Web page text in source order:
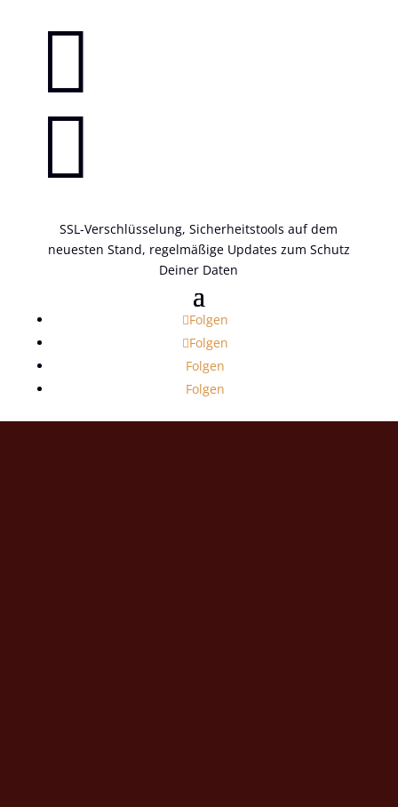


SSL-Verschlüsselung, Sicherheitstools auf dem
neuesten Stand, regelmäßige Updates zum Schutz
Deiner Daten
Folgen
Folgen
Folgen
Folgen